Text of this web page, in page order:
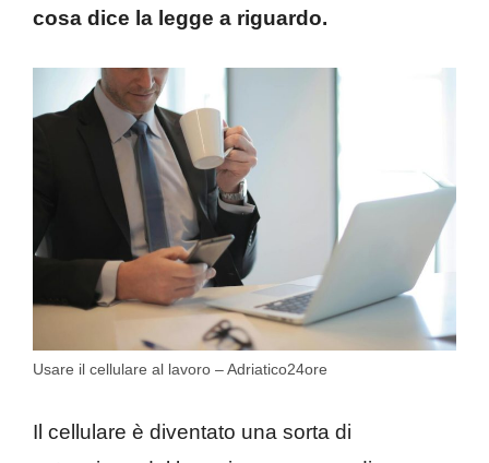
cosa dice la legge a riguardo.
Usare il cellulare al lavoro – Adriatico24ore
Il cellulare è diventato una sorta di